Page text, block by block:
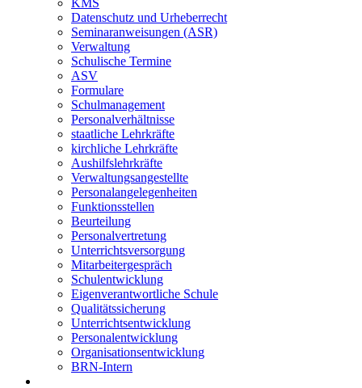
KMS
Datenschutz und Urheberrecht
Seminaranweisungen (ASR)
Verwaltung
Schulische Termine
ASV
Formulare
Schulmanagement
Personalverhältnisse
staatliche Lehrkräfte
kirchliche Lehrkräfte
Aushilfslehrkräfte
Verwaltungsangestellte
Personalangelegenheiten
Funktionsstellen
Beurteilung
Personalvertretung
Unterrichtsversorgung
Mitarbeitergespräch
Schulentwicklung
Eigenverantwortliche Schule
Qualitätssicherung
Unterrichtsentwicklung
Personalentwicklung
Organisationsentwicklung
BRN-Intern